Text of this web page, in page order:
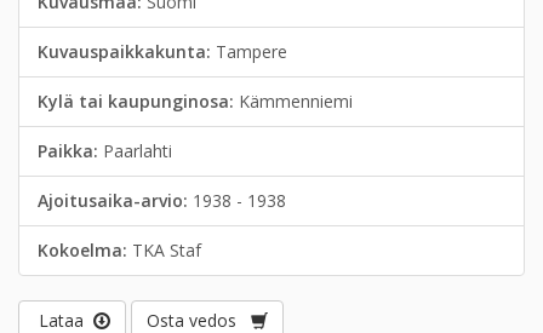
Kuvauspaikkakunta: Tampere
Kylä tai kaupunginosa: Kämmenniemi
Paikka: Paarlahti
Ajoitusaika-arvio: 1938 - 1938
Kokoelma: TKA Staf
Lataa
Osta vedos